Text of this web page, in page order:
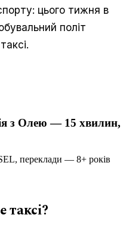
цього тижня в
політ
з Олею — 15 хвилин,
переклади — 8+ років